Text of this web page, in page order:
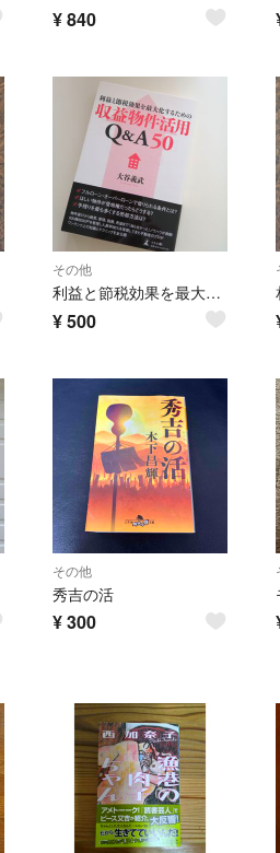
¥840
その他
利益と節税効果を最大化するための収益物件活用Ｑ＆Ａ５０
¥500
その他
秀吉の活
¥300